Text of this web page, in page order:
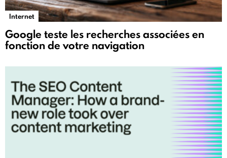
Internet
Google teste les recherches associées en
fonction de votre navigation